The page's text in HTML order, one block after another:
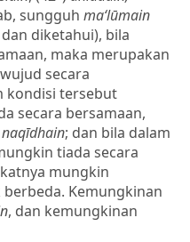
sungguh ma‘lūmain
diketahui), bila
maka merupakan
secara
kondisi tersebut
secara bersamaan,
naqīdhain; dan bila dalam
tiada secara
mungkin
Kemungkinan
, dan kemungkinan